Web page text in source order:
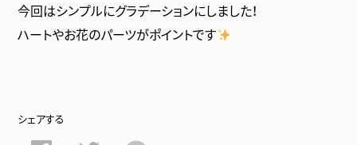
今回はシンプルにグラデーションにしました！
ハートやお花のパーツがポイントです
シェアする